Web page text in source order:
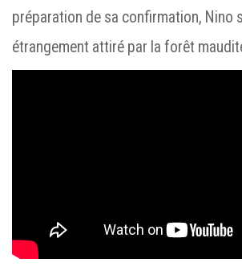
préparation de sa confirmation, Nino
étrangement attiré par la forêt